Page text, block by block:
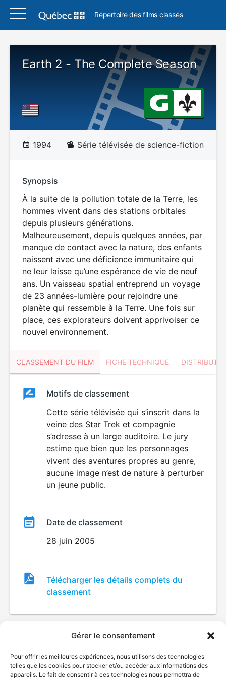
Gérer le consentement
Pour offrir les meilleures expériences, nous utilisons des technologies
telles que les cookies pour stocker et/ou accéder aux informations des
appareils. Le fait de consentir à ces technologies nous permettra de
Répertoire des films classés
Earth 2 - The Complete Season
1994 Série télévisée de science-fiction
Synopsis
À la suite de la pollution totale de la Terre, les
hommes vivent dans des stations orbitales
depuis plusieurs générations.
Malheureusement, depuis quelques années, par
manque de contact avec la nature, des enfants
naissent avec une déficience immunitaire qui
ne leur laisse qu’une espérance de vie de neuf
ans. Un vaisseau spatial entreprend un voyage
de 23 années-lumière pour rejoindre une
planète qui ressemble à la Terre. Une fois sur
place, ces explorateurs doivent apprivoiser ce
nouvel environnement.
CLASSEMENT DU FILM FICHE TECHNIQUE
ClassementClassement
Motifs de classement
Cette série télévisée qui s’inscrit dans la
veine des Star Trek et compagnie
s’adresse à un large auditoire. Le jury
estime que bien que les personnages
vivent des aventures propres au genre,
aucune image n’est de nature à perturber
un jeune public.
Date de classement
28 juin 2005
Fichier
de
classement
Télécharger les détails complets du
classement